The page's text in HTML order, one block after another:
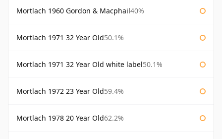
Mortlach 1960 Gordon & Macphail40%
Mortlach 1971 32 Year Old50.1%
Mortlach 1971 32 Year Old white label50.1%
Mortlach 1972 23 Year Old59.4%
Mortlach 1978 20 Year Old62.2%